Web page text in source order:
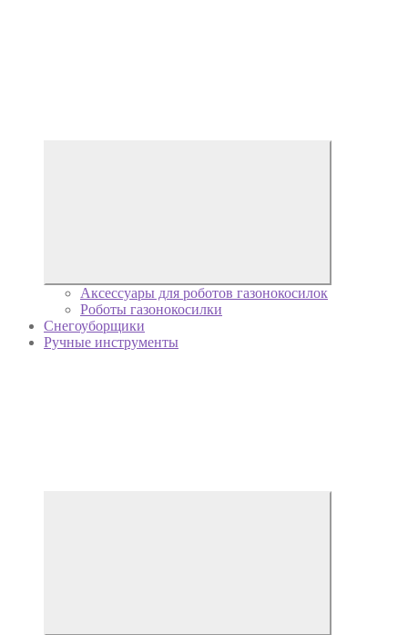
Аксессуары для роботов газонокосилок
Роботы газонокосилки
Снегоуборщики
Ручные инструменты